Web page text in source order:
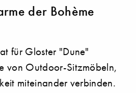
der Bohème
für Gloster "Dune"
von Outdoor-Sitzmöbeln,
miteinander verbinden.